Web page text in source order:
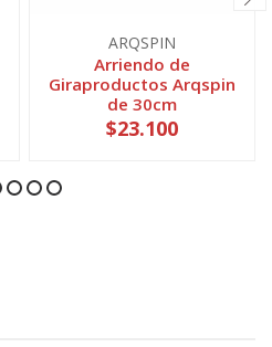
ARQSPIN
Arriendo de
Giraproductos Arqspin
de 30cm
$23.100